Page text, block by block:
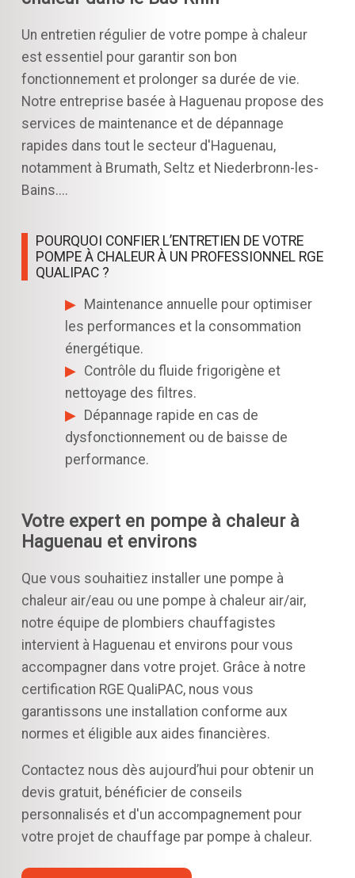
Un entretien régulier de votre pompe à chaleur
est essentiel pour garantir son bon
fonctionnement et prolonger sa durée de vie.
Notre entreprise basée à Haguenau propose des
services de maintenance et de dépannage
rapides dans tout le secteur d'Haguenau,
notamment à Brumath, Seltz et Niederbronn-les-
Bains....
POURQUOI CONFIER L’ENTRETIEN DE VOTRE
POMPE À CHALEUR À UN PROFESSIONNEL RGE
QUALIPAC ?
Maintenance annuelle pour optimiser
les performances et la consommation
énergétique.
Contrôle du fluide frigorigène et
nettoyage des filtres.
Dépannage rapide en cas de
dysfonctionnement ou de baisse de
performance.
Votre expert en pompe à chaleur à
Haguenau et environs
Que vous souhaitiez installer une pompe à
chaleur air/eau ou une pompe à chaleur air/air,
notre équipe de plombiers chauffagistes
intervient à Haguenau et environs pour vous
accompagner dans votre projet. Grâce à notre
certification RGE QualiPAC, nous vous
garantissons une installation conforme aux
normes et éligible aux aides financières.
Contactez nous dès aujourd’hui pour obtenir un
devis gratuit, bénéficier de conseils
personnalisés et d'un accompagnement pour
votre projet de chauffage par pompe à chaleur.